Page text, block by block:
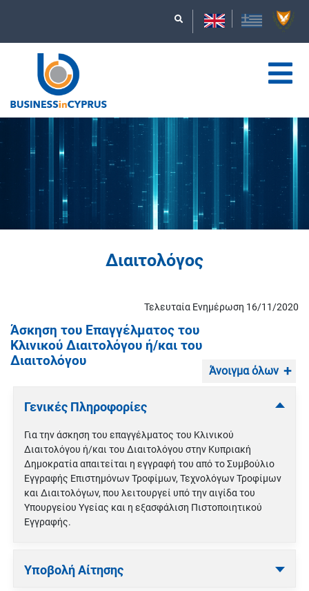
Διαιτολόγος
Τελευταία Ενημέρωση 16/11/2020
Άσκηση του Επαγγέλματος του
Κλινικού Διαιτολόγου ή/και του
Διαιτολόγου
Άνοιγμα όλων
Γενικές Πληροφορίες
Για την άσκηση του επαγγέλματος του Κλινικού
Διαιτολόγου ή/και του Διαιτολόγου στην Κυπριακή
Δημοκρατία απαιτείται η εγγραφή του από το Συμβούλιο
Εγγραφής Επιστημόνων Τροφίμων, Τεχνολόγων Τροφίμων
και Διαιτολόγων, που λειτουργεί υπό την αιγίδα του
Υπουργείου Υγείας και η εξασφάλιση Πιστοποιητικού
Εγγραφής.
Υποβολή Αίτησης